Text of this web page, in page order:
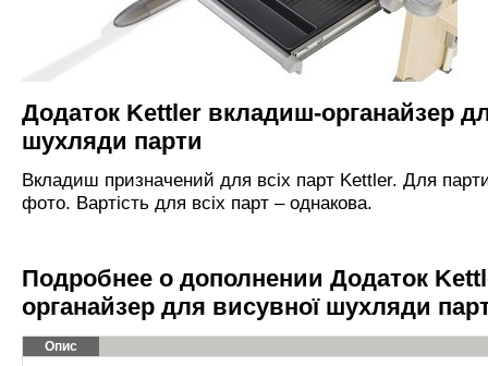
Додаток Kettler вкладиш-органайзер
шухляди парти
Вкладиш призначений для всіх парт Kettler. Для
фото. Вартість для всіх парт – однакова.
Подробнее о дополнении Додаток
органайзер для висувної шухляди
Опис